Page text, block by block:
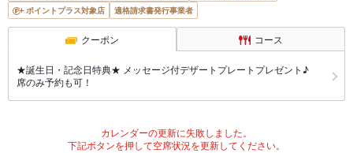
ポイントプラス対象店
適格請求書発行事業者
クーポン コース
★誕生日・記念日特典★ メッセージ付デザートプレートプレゼント♪
席のみ予約も可！
カレンダーの更新に失敗しました。
下記ボタンを押して空席状況を更新してください。